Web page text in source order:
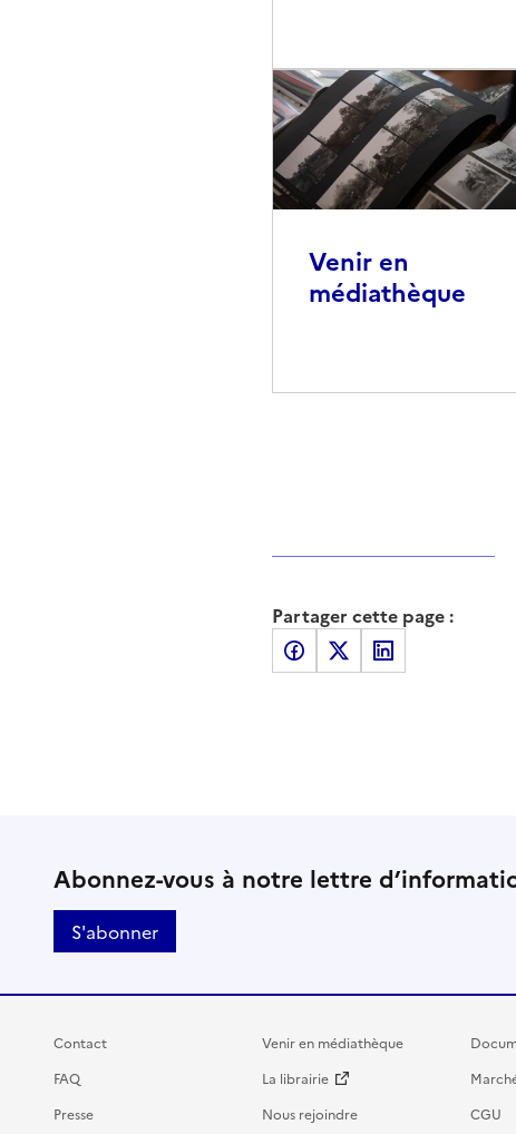
Venir en
médiathèque
Partager cette page :
Partager sur Facebook
Partager sur XPartager sur LinkedIn
Abonnez-vous à notre lettre
S'abonner
Contact
FAQ
Presse
Venir en médiathèque
La librairie
Nous rejoindre
CGU